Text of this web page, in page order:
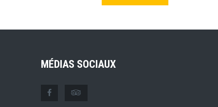
MÉDIAS SOCIAUX